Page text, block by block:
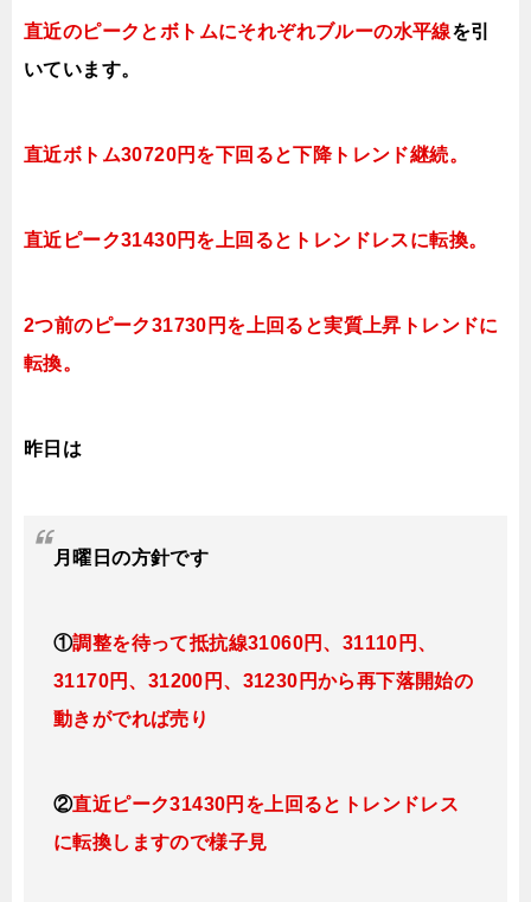
直近のピークとボトムにそれぞれブルーの水平線を引
いています。
直近ボトム30720円を下回ると下降トレンド継続。
直近ピーク31430円を上回るとトレンドレスに転換。
2つ前のピーク31730円を上回ると実質上昇トレンドに
転換。
昨日は
月曜日の方針です
①調整を待って抵抗線31060円、31110円、
31170円、31200円、31230円から再下落開始の
動きがでれば売り
②直近ピーク31430円を上回るとトレンドレス
に転換しますので様子見